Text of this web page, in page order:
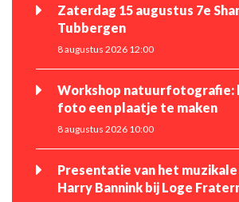
Zaterdag 15 augustus 7e
Tubbergen
8 augustus 2026 12:00
Workshop natuurfotografie:
foto een plaatje te maken
8 augustus 2026 10:00
Presentatie van het
Harry Bannink bij Loge